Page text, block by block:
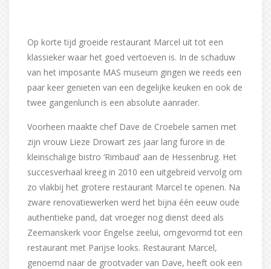
Op korte tijd groeide restaurant Marcel uit tot een
klassieker waar het goed vertoeven is. In de schaduw
van het imposante MAS museum gingen we reeds een
paar keer genieten van een degelijke keuken en ook de
twee gangenlunch is een absolute aanrader.
Voorheen maakte chef Dave de Croebele samen met
zijn vrouw Lieze Drowart zes jaar lang furore in de
kleinschalige bistro ‘Rimbaud’ aan de Hessenbrug. Het
succesverhaal kreeg in 2010 een uitgebreid vervolg om
zo vlakbij het grotere restaurant Marcel te openen. Na
zware renovatiewerken werd het bijna één eeuw oude
authentieke pand, dat vroeger nog dienst deed als
Zeemanskerk voor Engelse zeelui, omgevormd tot een
restaurant met Parijse looks. Restaurant Marcel,
genoemd naar de grootvader van Dave, heeft ook een